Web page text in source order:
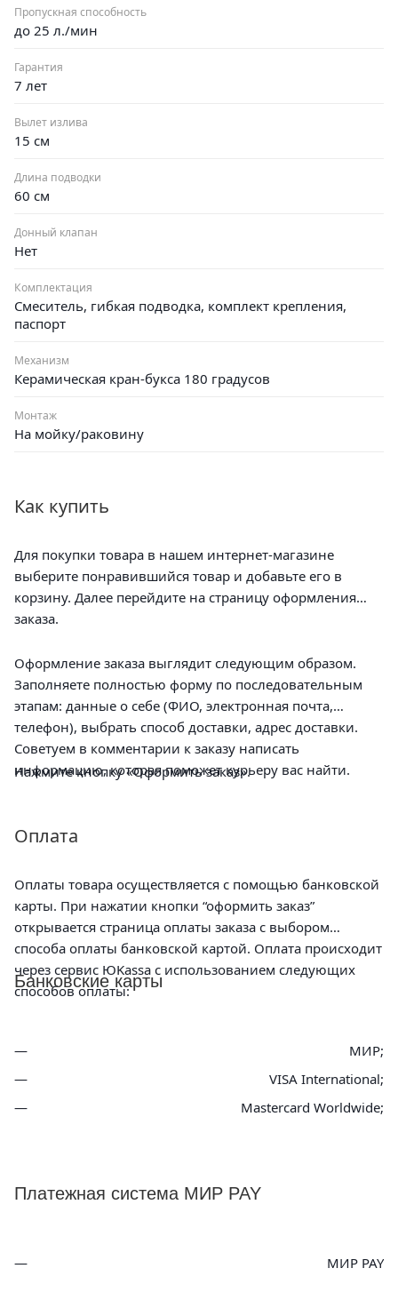
Пропускная способность
до 25 л./мин
Гарантия
7 лет
Вылет излива
15 см
Длина подводки
60 см
Донный клапан
Нет
Комплектация
Смеситель, гибкая подводка, комплект крепления,
паспорт
Механизм
Керамическая кран-букса 180 градусов
Монтаж
На мойку/раковину
Как купить
Для покупки товара в нашем интернет-магазине
выберите понравившийся товар и добавьте его в
корзину. Далее перейдите на страницу оформления
заказа.
Оформление заказа выглядит следующим образом.
Заполняете полностью форму по последовательным
этапам: данные о себе (ФИО, электронная почта,
телефон), выбрать способ доставки, адрес доставки.
Советуем в комментарии к заказу написать
информацию, которая поможет курьеру вас найти.
Нажмите кнопку «Оформить заказ».
Оплата
Оплаты товара осуществляется с помощью банковской
карты. При нажатии кнопки “оформить заказ”
открывается страница оплаты заказа с выбором
способа оплаты банковской картой. Оплата происходит
через сервис ЮKassa с использованием следующих
способов оплаты:
Банковские карты
МИР;
VISA International;
Mastercard Worldwide;
Платежная система МИР PAY
МИР PAY